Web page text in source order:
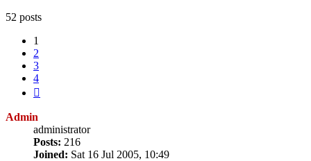
52 posts
1
2
3
4
Admin
administrator
Posts: 216
Joined: Sat 16 Jul 2005, 10:49